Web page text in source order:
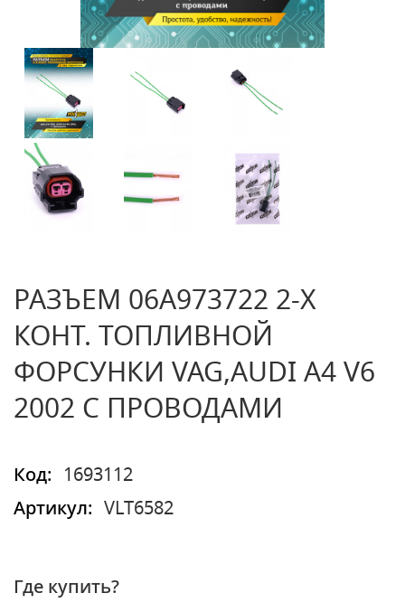
РАЗЪЕМ 06A973722 2-Х
КОНТ. ТОПЛИВНОЙ
ФОРСУНКИ VAG,AUDI A4 V6
2002 С ПРОВОДАМИ
Код:
1693112
Артикул:
VLT6582
Где купить?